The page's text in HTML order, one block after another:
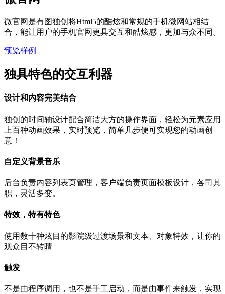
微官网是有图独创将Html5的酷炫和常规的手机微网站相结
合，能让用户的手机官网更具交互和酷炫感，更加与众不同。
预览样例
独具特色的交互利器
设计和内容完美结合
独创的时间轴设计配合简洁大方的操作界面，轻松为元素应用
上百种动画效果，实时预览，简单几步便可实现您的动画创
意！
自定义背景音乐
后台负责内容列表页管理，客户端负责页面模板设计，各司其
职，灵活多变。
特效，特有特色
使用数十种炫目的影院级过渡场景和文本、对象特效，让你的
观众目不转睛
触发
不是由程序调用，也不是手工启动，而是由事件来触发，实现